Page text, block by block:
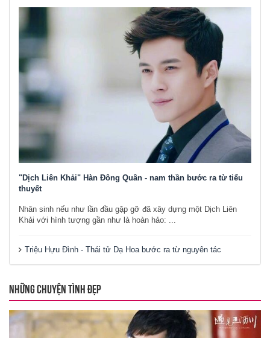
"Dịch Liên Khải" Hàn Đông Quân - nam thần bước ra từ tiểu
thuyết
Nhân sinh nếu như lần đầu gặp gỡ đã xây dựng một Dịch Liên
Khải với hình tượng gần như là hoàn hảo: ...
Triệu Hựu Đình - Thái tử Dạ Hoa bước ra từ nguyên tác
NHỮNG CHUYỆN TÌNH ĐẸP